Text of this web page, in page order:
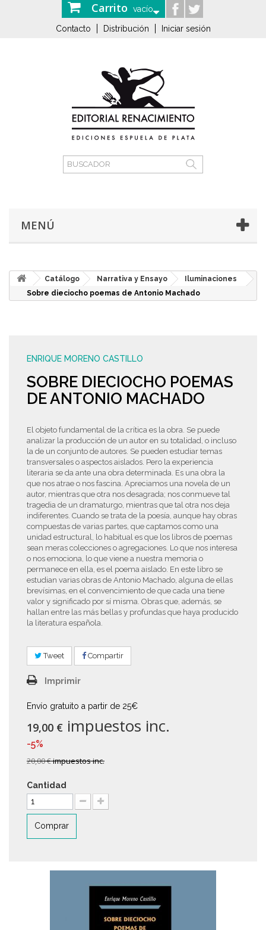
Carrito vacío
Contacto Distribución Iniciar sesión
MENÚ
Catálogo Narrativa y Ensayo
Iluminaciones
Sobre dieciocho poemas de Antonio Machado
ENRIQUE MORENO CASTILLO
SOBRE DIECIOCHO POEMAS
DE ANTONIO MACHADO
El objeto fundamental de la crítica es la obra. Se puede
analizar la producción de un autor en su totalidad, o incluso
la de un conjunto de autores. Se pueden estudiar temas
transversales o aspectos aislados. Pero la experiencia
literaria se da ante una obra determinada. Es una obra la
que nos atrae o nos fascina. Apreciamos una novela de un
autor, mientras que otra nos desagrada; nos conmueve tal
tragedia de un dramaturgo, mientras que tal otra nos deja
indiferentes. Cuando se trata de la poesía, aunque hay obras
compuestas de varias partes, que captamos como una
unidad estructural, lo habitual es que los libros de poemas
sean meras colecciones o agregaciones. Lo que nos interesa
o nos emociona, lo que viene a nuestra memoria o
permanece en ella, es el poema aislado. En este libro se
estudian varias obras de Antonio Machado, alguna de ellas
brevísimas, en el convencimiento de que cada una tiene
valor y significado por sí misma. Obras que, además, se
hallan entre las más bellas y profundas que haya producido
la literatura española.
Tweet Compartir
Imprimir
Envío gratuito a partir de 25€
19,00 € impuestos inc.
-5%
20,00 €impuestos inc.
Cantidad
Comprar